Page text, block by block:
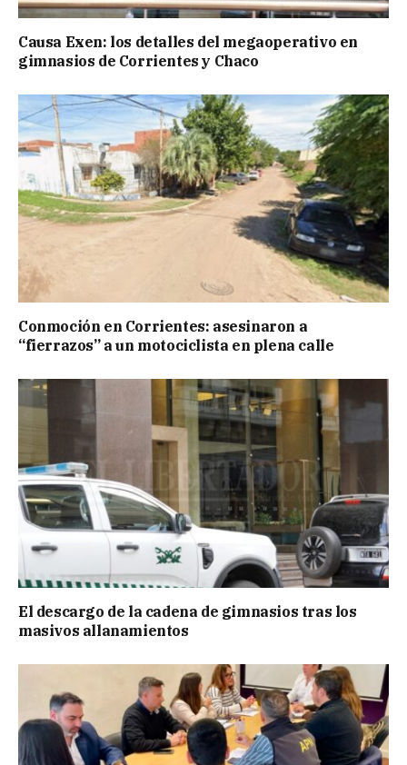
Causa Exen: los detalles del megaoperativo en
gimnasios de Corrientes y Chaco
Conmoción en Corrientes: asesinaron a
“fierrazos” a un motociclista en plena calle
El descargo de la cadena de gimnasios tras los
masivos allanamientos